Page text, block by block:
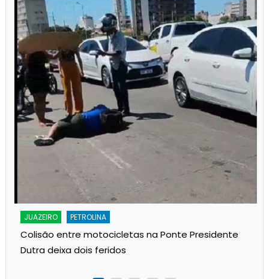
JUAZEIRO PETROLINA
Colisão entre motocicletas na Ponte Presidente
Dutra deixa dois feridos